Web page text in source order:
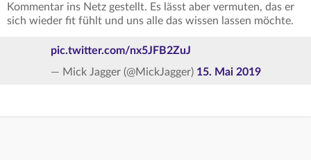
Kommentar ins Netz gestellt. Es lässt aber vermuten, das er
sich wieder fit fühlt und uns alle das wissen lassen möchte.
pic.twitter.com/nx5JFB2ZuJ
— Mick Jagger (@MickJagger) 15. Mai 2019